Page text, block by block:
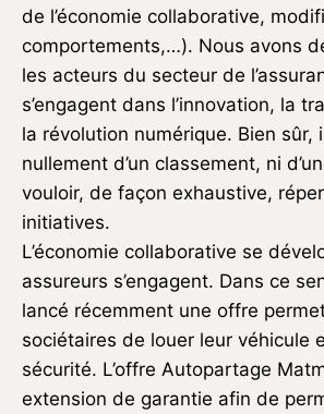
de l’économie collaborative,
comportements,…). Nous avons
les acteurs du secteur de
s’engagent dans l’innovation, la
la révolution numérique. Bien sûr,
nullement d’un classement, ni
vouloir, de façon exhaustive,
initiatives.
L’économie collaborative se
assureurs s’engagent. Dans ce
lancé récemment une offre
sociétaires de louer leur véhicule
sécurité. L’offre Autopartage
extension de garantie afin de